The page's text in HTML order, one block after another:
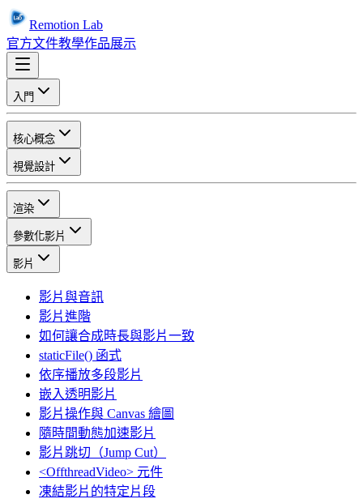
Remotion Lab
官方文件教學作品展示
入門
核心概念
視覺設計
渲染
參數化影片
影片
影片與音訊
影片進階
如何讓合成時長與影片一致
staticFile() 函式
依序播放多段影片
嵌入透明影片
影片操作與 Canvas 繪圖
隨時間動態加速影片
影片跳切（Jump Cut）
<OffthreadVideo> 元件
凍結影片的特定片段